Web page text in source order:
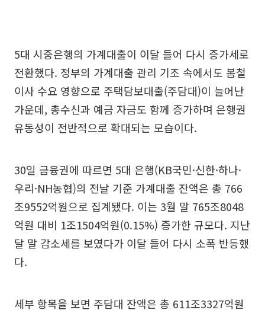
5대 시중은행의 가계대출이 이달 들어 다시 증가세로
전환했다. 정부의 가계대출 관리 기조 속에서도 봄철
이사 수요 영향으로 주택담보대출(주담대)이 늘어난
가운데, 총수신과 예금 자금도 함께 증가하며 은행권
유동성이 전반적으로 확대되는 모습이다.
30일 금융권에 따르면 5대 은행(KB국민·신한·하나·
우리·NH농협)의 전날 기준 가계대출 잔액은 총 766
조9552억원으로 집계됐다. 이는 3월 말 765조8048
억원 대비 1조1504억원(0.15%) 증가한 규모다. 지난
달 말 감소세를 보였다가 이달 들어 다시 소폭 반등했
다.
세부 항목을 보면 주담대 잔액은 총 611조3327억원